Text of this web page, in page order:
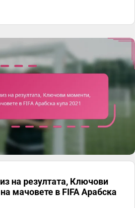
на резултата, Ключови
мачовете в FIFA Арабска